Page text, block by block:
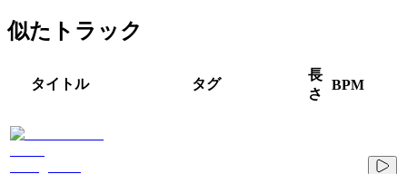
似たトラック
タイトル タグ
長
さ
BPM